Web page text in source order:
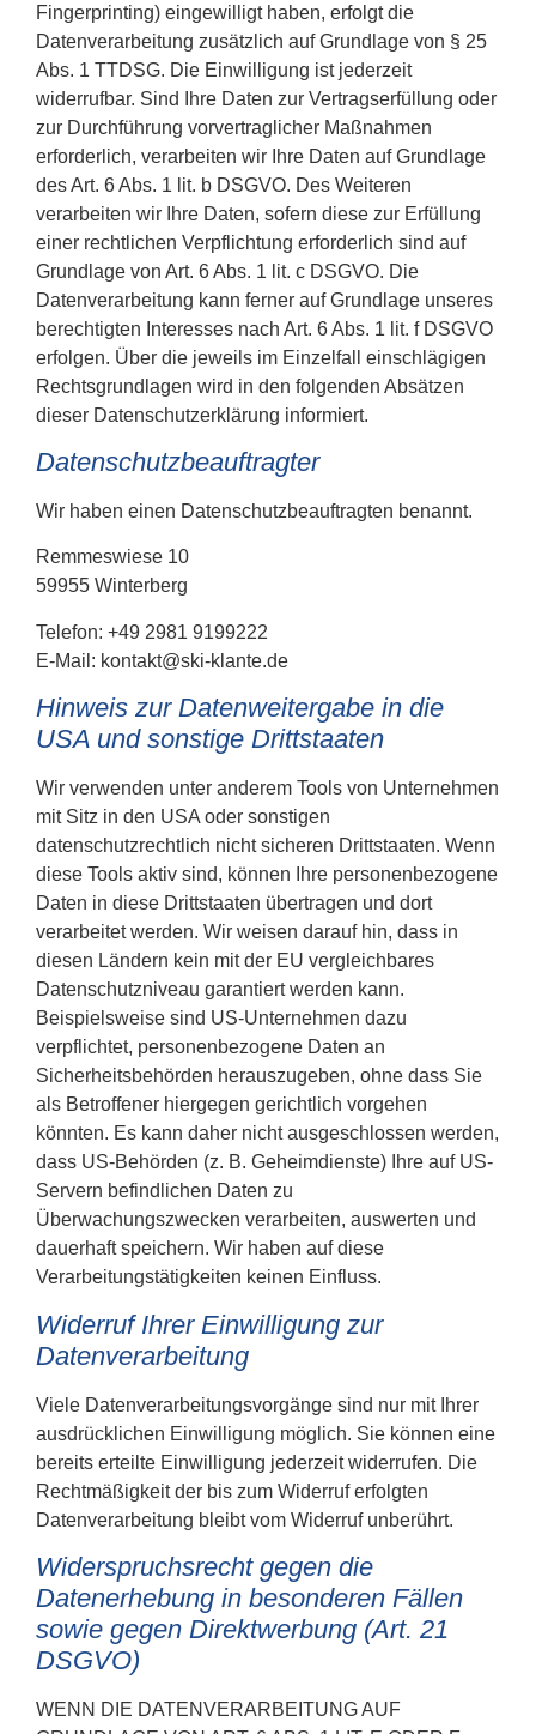
Fingerprinting) eingewilligt haben, erfolgt die
Datenverarbeitung zusätzlich auf Grundlage von § 25
Abs. 1 TTDSG. Die Einwilligung ist jederzeit
widerrufbar. Sind Ihre Daten zur Vertragserfüllung oder
zur Durchführung vorvertraglicher Maßnahmen
erforderlich, verarbeiten wir Ihre Daten auf Grundlage
des Art. 6 Abs. 1 lit. b DSGVO. Des Weiteren
verarbeiten wir Ihre Daten, sofern diese zur Erfüllung
einer rechtlichen Verpflichtung erforderlich sind auf
Grundlage von Art. 6 Abs. 1 lit. c DSGVO. Die
Datenverarbeitung kann ferner auf Grundlage unseres
berechtigten Interesses nach Art. 6 Abs. 1 lit. f DSGVO
erfolgen. Über die jeweils im Einzelfall einschlägigen
Rechtsgrundlagen wird in den folgenden Absätzen
dieser Datenschutzerklärung informiert.
Datenschutz­beauftragter
Wir haben einen Datenschutzbeauftragten benannt.
Remmeswiese 10
59955 Winterberg
Telefon: +49 2981 9199222
E-Mail: kontakt@ski-klante.de
Hinweis zur Datenweitergabe in die
USA und sonstige Drittstaaten
Wir verwenden unter anderem Tools von Unternehmen
mit Sitz in den USA oder sonstigen
datenschutzrechtlich nicht sicheren Drittstaaten. Wenn
diese Tools aktiv sind, können Ihre personenbezogene
Daten in diese Drittstaaten übertragen und dort
verarbeitet werden. Wir weisen darauf hin, dass in
diesen Ländern kein mit der EU vergleichbares
Datenschutzniveau garantiert werden kann.
Beispielsweise sind US-Unternehmen dazu
verpflichtet, personenbezogene Daten an
Sicherheitsbehörden herauszugeben, ohne dass Sie
als Betroffener hiergegen gerichtlich vorgehen
könnten. Es kann daher nicht ausgeschlossen werden,
dass US-Behörden (z. B. Geheimdienste) Ihre auf US-
Servern befindlichen Daten zu
Überwachungszwecken verarbeiten, auswerten und
dauerhaft speichern. Wir haben auf diese
Verarbeitungstätigkeiten keinen Einfluss.
Widerruf Ihrer Einwilligung zur
Datenverarbeitung
Viele Datenverarbeitungsvorgänge sind nur mit Ihrer
ausdrücklichen Einwilligung möglich. Sie können eine
bereits erteilte Einwilligung jederzeit widerrufen. Die
Rechtmäßigkeit der bis zum Widerruf erfolgten
Datenverarbeitung bleibt vom Widerruf unberührt.
Widerspruchsrecht gegen die
Datenerhebung in besonderen Fällen
sowie gegen Direktwerbung (Art. 21
DSGVO)
WENN DIE DATENVERARBEITUNG AUF